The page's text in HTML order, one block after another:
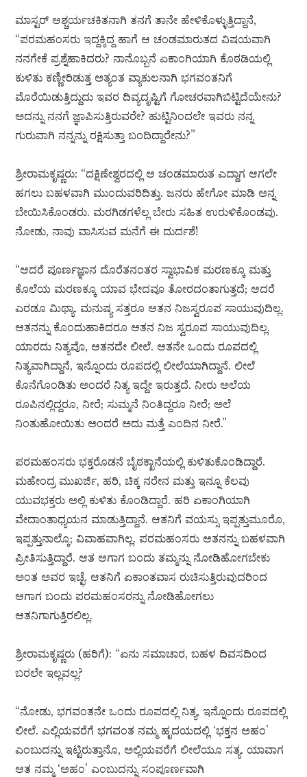
ಮಾಸ್ಟರ್ ಆಶ್ಚರ್ಯಚಕಿತನಾಗಿ ತನಗೆ ತಾನೇ ಹೇಳಿಕೊಳ್ಳುತ್ತಿದ್ದಾನೆ,
“ಪರಮಹಂಸರು ಇದ್ದಕ್ಕಿದ್ದ ಹಾಗೆ ಆ ಚಂಡಮಾರುತದ ವಿಷಯವಾಗಿ
ನನಗೇಕೆ ಪ್ರಶ್ನೆಹಾಕಿದರು? ನಾನೊಬ್ಬನೆ ಏಕಾಂಗಿಯಾಗಿ ಕೊಠಡಿಯಲ್ಲಿ
ಕುಳಿತು ಕಣ್ಣೀರಿಡುತ್ತ ಅತ್ಯಂತ ವ್ಯಾಕುಲನಾಗಿ ಭಗವಂತನಿಗೆ
ಮೊರೆಯಿಡುತ್ತಿದ್ದುದು ಇವರ ದಿವ್ಯದೃಷ್ಟಿಗೆ ಗೋಚರವಾಗಿಬಿಟ್ಟಿದೆಯೇನು?
ಅದನ್ನು ನನಗೆ ಜ್ಞಾಪಿಸುತ್ತಿರುವರೇ? ಹುಟ್ಟಿನಿಂದಲೇ ಇವರು ನನ್ನ
ಗುರುವಾಗಿ ನನ್ನನ್ನು ರಕ್ಷಿಸುತ್ತಾ ಬಂದಿದ್ದಾರೇನು?”
ಶ್ರೀರಾಮಕೃಷ್ಣರು: “ದಕ್ಷಿಣೇಶ್ವರದಲ್ಲಿ ಆ ಚಂಡಮಾರುತ ಎದ್ದಾಗ ಆಗಲೇ
ಹಗಲು ಬಹಳವಾಗಿ ಮುಂದುವರಿದಿತ್ತು. ಜನರು ಹೇಗೋ ಮಾಡಿ ಅನ್ನ
ಬೇಯಿಸಿಕೊಂಡರು. ಮರಗಿಡಗಳೆಲ್ಲ ಬೇರು ಸಹಿತ ಉರುಳಿಕೊಂಡವು.
ನೋಡು, ನಾವು ವಾಸಿಸುವ ಮನೆಗೆ ಈ ದುರ್ದಶೆ!
“ಆದರೆ ಪೂರ್ಣಜ್ಞಾನ ದೊರೆತನಂತರ ಸ್ವಾಭಾವಿಕ ಮರಣಕ್ಕೂ ಮತ್ತು
ಕೊಲೆಯ ಮರಣಕ್ಕೂ ಯಾವ ಭೇದವೂ ತೋರದಂತಾಗುತ್ತದೆ; ಆದರೆ
ಎರಡೂ ಮಿಥ್ಯಾ. ಮನುಷ್ಯ ಸತ್ತರೂ ಆತನ ನಿಜಸ್ವರೂಪ ಸಾಯುವುದಿಲ್ಲ.
ಆತನನ್ನು ಕೊಂದುಹಾಕಿದರೂ ಆತನ ನಿಜ ಸ್ವರೂಪ ಸಾಯುವುದಿಲ್ಲ.
ಯಾರದು ನಿತ್ಯವೊ, ಆತನದೇ ಲೀಲೆ. ಆತನೇ ಒಂದು ರೂಪದಲ್ಲಿ
ನಿತ್ಯವಾಗಿದ್ದಾನೆ, ಇನ್ನೊಂದು ರೂಪದಲ್ಲಿ ಲೀಲೆಯಾಗಿದ್ದಾನೆ. ಲೀಲೆ
ಕೊನೆಗೊಂಡಿತು ಅಂದರೆ ನಿತ್ಯ ಇದ್ದೇ ಇರುತ್ತದೆ. ನೀರು ಅಲೆಯ
ರೂಪಿನಲ್ಲಿದ್ದರೂ, ನೀರೆ; ಸುಮ್ಮನೆ ನಿಂತಿದ್ದರೂ ನೀರೆ; ಅಲೆ
ನಿಂತುಹೋಯಿತು ಅಂದರೆ ಅದು ಮತ್ತೆ ಎಂದಿನ ನೀರೆ.”
ಪರಮಹಂಸರು ಭಕ್ತರೊಡನೆ ಬೈಠಕ್ಖಾನೆಯಲ್ಲಿ ಕುಳಿತುಕೊಂಡಿದ್ದಾರೆ.
ಮಹೇಂದ್ರ ಮುಖರ್ಜಿ, ಹರಿ, ಚಿಕ್ಕ ನರೇನ ಮತ್ತು ಇನ್ನೂ ಕೆಲವು
ಯುವಭಕ್ತರು ಅಲ್ಲಿ ಕುಳಿತು ಕೊಂಡಿದ್ದಾರೆ. ಹರಿ ಏಕಾಂಗಿಯಾಗಿ
ವೇದಾಂತಾಧ್ಯಯನ ಮಾಡುತ್ತಿದ್ದಾನೆ. ಆತನಿಗೆ ವಯಸ್ಸು ಇಪ್ಪತ್ತುಮೂರೊ,
ಇಪ್ಪತ್ತುನಾಲ್ಕೊ; ವಿವಾಹವಾಗಿಲ್ಲ. ಪರಮಹಂಸರು ಆತನನ್ನು ಬಹಳವಾಗಿ
ಪ್ರೀತಿಸುತ್ತಿದ್ದಾರೆ. ಆತ ಆಗಾಗ ಬಂದು ತಮ್ಮನ್ನು ನೋಡಿಹೋಗಬೇಕು
ಅಂತ ಅವರ ಇಚ್ಛೆ. ಆತನಿಗೆ ಏಕಾಂತವಾಸ ರುಚಿಸುತ್ತಿರುವುದರಿಂದ
ಆಗಾಗ ಬಂದು ಪರಮಹಂಸರನ್ನು ನೋಡಿಹೋಗಲು
ಆತನಿಗಾಗುತ್ತಿರಲಿಲ್ಲ.
ಶ್ರೀರಾಮಕೃಷ್ಣರು (ಹರಿಗೆ): “ಏನು ಸಮಾಚಾರ, ಬಹಳ ದಿವಸದಿಂದ
ಬರಲೇ ಇಲ್ಲವಲ್ಲ?
“ನೋಡು, ಭಗವಂತನೇ ಒಂದು ರೂಪದಲ್ಲಿ ನಿತ್ಯ, ಇನ್ನೊಂದು ರೂಪದಲ್ಲಿ
ಲೀಲೆ. ಎಲ್ಲಿಯವರೆಗೆ ಭಗವಂತ ನಮ್ಮ ಹೃದಯದಲ್ಲಿ ‘ಭಕ್ತನ ಅಹಂ’
ಎಂಬುದನ್ನು ಇಟ್ಟಿರುತ್ತಾನೊ, ಅಲ್ಲಿಯವರೆಗೆ ಲೀಲೆಯೂ ಸತ್ಯ. ಯಾವಾಗ
ಆತ ನಮ್ಮ ‘ಅಹಂ’ ಎಂಬುದನ್ನು ಸಂಪೂರ್ಣವಾಗಿ